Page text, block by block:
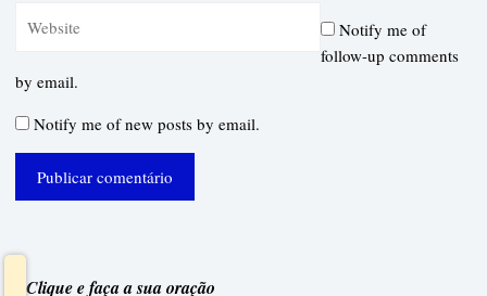
Notify me of
follow-up comments
by email.
Notify me of new posts by email.
Clique e faça a sua oração